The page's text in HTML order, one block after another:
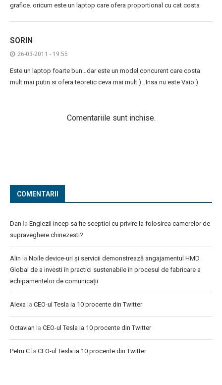
grafice. oricum este un laptop care ofera proportional cu cat costa
SORIN
26-03-2011 - 19:55
Este un laptop foarte bun…dar este un model concurent care costa
mult mai putin si ofera teoretic ceva mai mult:)…Insa nu este Vaio:)
Comentariile sunt inchise.
COMENTARII
Dan la Englezii incep sa fie sceptici cu privire la folosirea camerelor de
supraveghere chinezesti?
Alin la Noile device-uri și servicii demonstrează angajamentul HMD
Global de a investi în practici sustenabile în procesul de fabricare a
echipamentelor de comunicații
Alexa la CEO-ul Tesla ia 10 procente din Twitter
Octavian la CEO-ul Tesla ia 10 procente din Twitter
Petru C la CEO-ul Tesla ia 10 procente din Twitter